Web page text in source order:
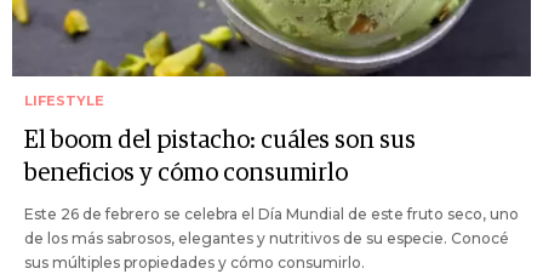
LIFESTYLE
El boom del pistacho: cuáles son sus
beneficios y cómo consumirlo
Este 26 de febrero se celebra el Día Mundial de este fruto seco, uno
de los más sabrosos, elegantes y nutritivos de su especie. Conocé
sus múltiples propiedades y cómo consumirlo.